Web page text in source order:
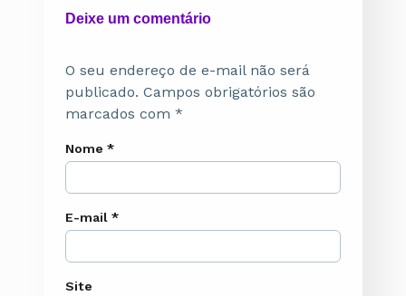
Deixe um comentário
O seu endereço de e-mail não será
publicado. Campos obrigatórios são
marcados com *
Nome *
E-mail *
Site